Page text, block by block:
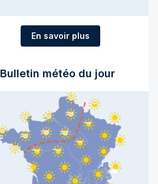
En savoir plus
Bulletin météo du jour